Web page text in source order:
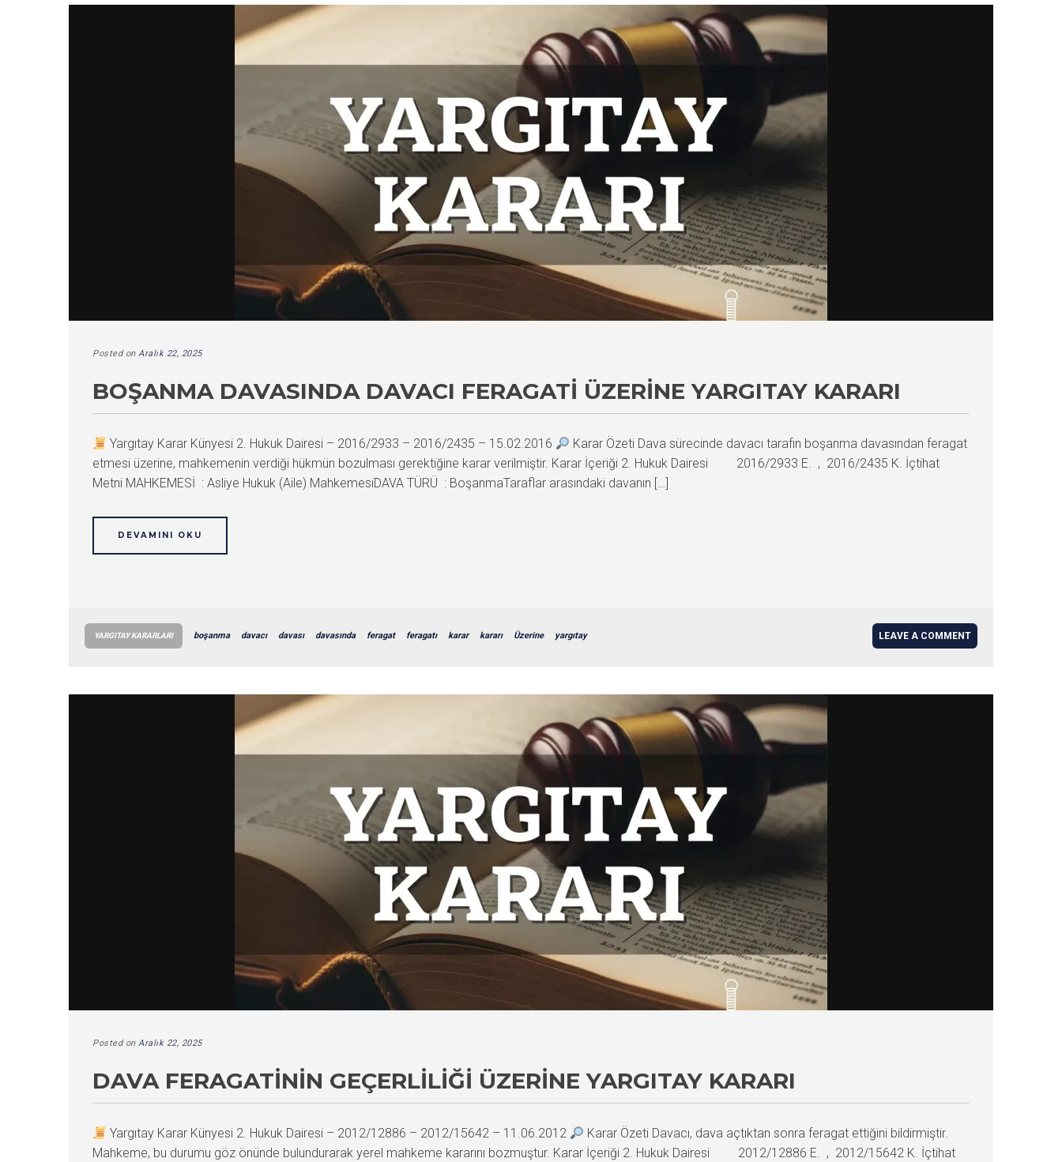
Posted on Aralık 22, 2025
BOŞANMA DAVASINDA DAVACI FERAGATI ÜZERINE YARGITAY KARARI
Yargıtay Karar Künyesi 2. Hukuk Dairesi – 2016/2933 – 2016/2435 – 15.02.2016
Karar Özeti Dava sürecinde davacı tarafın boşanma davasından feragat
etmesi üzerine, mahkemenin verdiği hükmün bozulması gerektiğine karar verilmiştir. Karar İçeriği 2. Hukuk Dairesi 2016/2933 E. , 2016/2435 K. İçtihat
Metni MAHKEMESİ : Asliye Hukuk (Aile) MahkemesiDAVA TÜRÜ : BoşanmaTaraflar arasındaki davanın […]
DEVAMINI OKU
YARGITAY KARARLARI boşanma davacı davası davasında feragat feragatı karar kararı Üzerine yargıtay LEAVE A COMMENT
Posted on Aralık 22, 2025
DAVA FERAGATININ GEÇERLILIĞI ÜZERINE YARGITAY KARARI
Yargıtay Karar Künyesi 2. Hukuk Dairesi – 2012/12886 – 2012/15642 – 11.06.2012
Karar Özeti Davacı, dava açtıktan sonra feragat ettiğini bildirmiştir.
Mahkeme, bu durumu göz önünde bulundurarak yerel mahkeme kararını bozmuştur. Karar İçeriği 2. Hukuk Dairesi 2012/12886 E. , 2012/15642 K. İçtihat